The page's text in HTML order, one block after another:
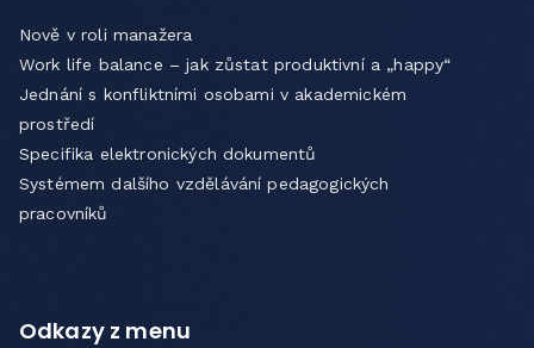
Nově v roli manažera
Work life balance – jak zůstat produktivní a „happy“
Jednání s konfliktními osobami v akademickém
prostředí
Specifika elektronických dokumentů
Systémem dalšího vzdělávání pedagogických
pracovníků
Odkazy z menu